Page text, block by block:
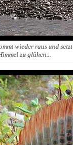
wieder raus und
zu glühen...